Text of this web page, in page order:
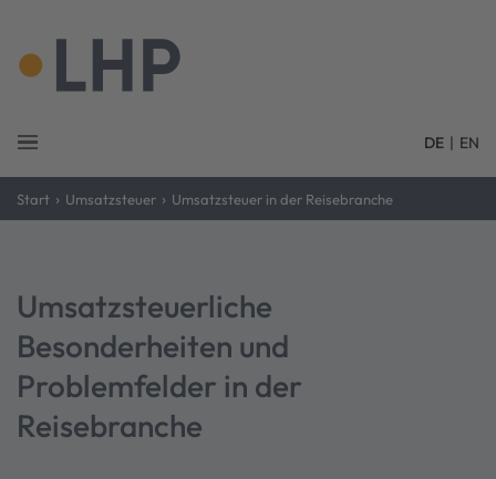
DE | EN
Start › Umsatzsteuer › Umsatzsteuer in der Reisebranche
Umsatzsteuerliche
Besonderheiten und
Problemfelder in der
Reisebranche